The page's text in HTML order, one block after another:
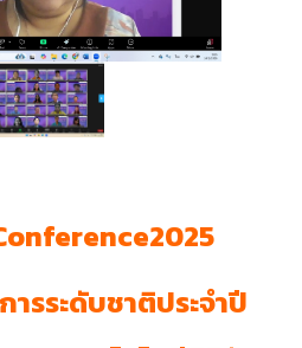
ารระดับชาติประจำปี